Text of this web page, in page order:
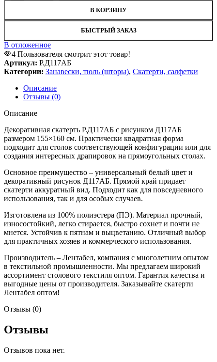
В КОРЗИНУ
БЫСТРЫЙ ЗАКАЗ
В отложенное
4 Пользователя смотрит этот товар!
Артикул: Р.Д117АБ
Категории: Занавески, тюль (шторы), Скатерти, салфетки
Описание
Отзывы (0)
Описание
Декоративная скатерть Р.Д117АБ с рисунком Д117АБ
размером 155×160 см. Практически квадратная форма
подходит для столов соответствующей конфигурации или для
создания интересных драпировок на прямоугольных столах.
Основное преимущество – универсальный белый цвет и
декоративный рисунок Д117АБ. Прямой край придает
скатерти аккуратный вид. Подходит как для повседневного
использования, так и для особых случаев.
Изготовлена из 100% полиэстера (ПЭ). Материал прочный,
износостойкий, легко стирается, быстро сохнет и почти не
мнется. Устойчив к пятнам и выцветанию. Отличный выбор
для практичных хозяев и коммерческого использования.
Производитель – Лентабел, компания с многолетним опытом
в текстильной промышленности. Мы предлагаем широкий
ассортимент столового текстиля оптом. Гарантия качества и
выгодные цены от производителя. Заказывайте скатерти
Лентабел оптом!
Отзывы (0)
Отзывы
Отзывов пока нет.